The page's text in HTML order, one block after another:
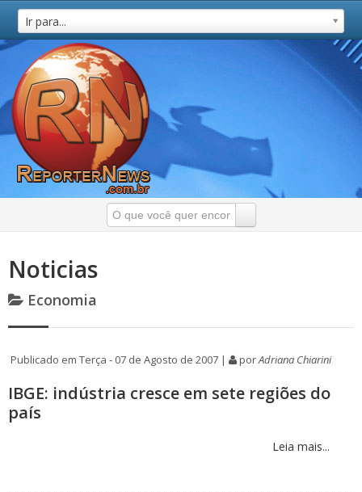
Ir para...
Noticias
Economia
Publicado em Terça - 07 de Agosto de 2007 | porAdriana Chiarini
IBGE: indústria cresce em sete regiões do
país
Leia mais...